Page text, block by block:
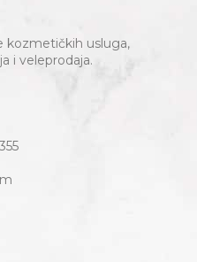
kozmetičkih usluga,
i veleprodaja.